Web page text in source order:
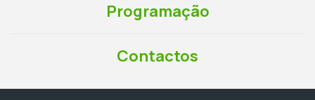
Programação
Contactos